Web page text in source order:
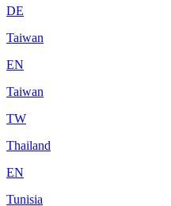
DE
Taiwan
EN
Taiwan
TW
Thailand
EN
Tunisia